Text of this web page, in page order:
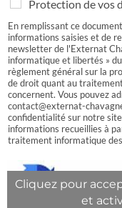
P
D
*
Protection de vos
En remplissant ce
informations saisies et de
newsletter de l'Externat
informatique et libertés »
règlement général sur la
de droit quant au
concernent. Vous pouvez
contact@externat-
confidentialité sur notre
informations recueillies à
traitement informatique
Cliquez pour
et